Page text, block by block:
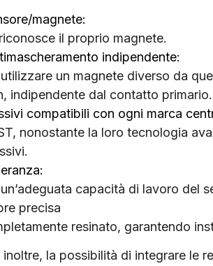
magnete:
il proprio magnete.
indipendente:
un magnete diverso da
indipendente dal contatto primario.
compatibili con ogni marca
nonostante la loro tecnologia
capacità di lavoro del
precisa
resinato, garantendo
la possibilità di integrare le